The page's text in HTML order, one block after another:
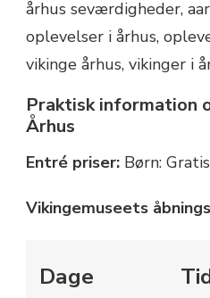
Praktisk information
Århus
Entré priser: Børn:
Vikingemuseets
Dage